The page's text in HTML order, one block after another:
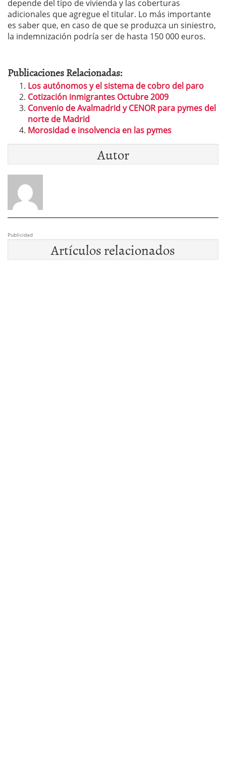
depende del tipo de vivienda y las coberturas
adicionales que agregue el titular. Lo más importante
es saber que, en caso de que se produzca un siniestro,
la indemnización podría ser de hasta 150 000 euros.
Publicaciones Relacionadas:
Los autónomos y el sistema de cobro del paro
Cotización inmigrantes Octubre 2009
Convenio de Avalmadrid y CENOR para pymes del
norte de Madrid
Morosidad e insolvencia en las pymes
Autor
Publicidad
Artículos relacionados